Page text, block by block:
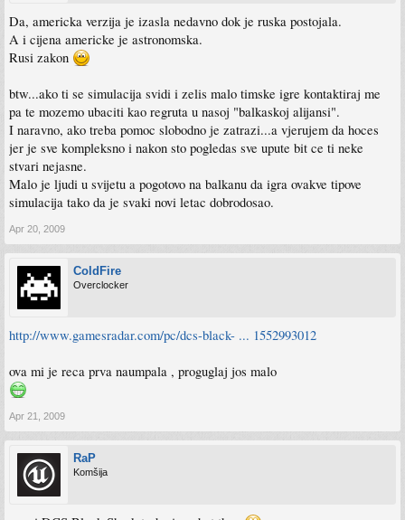
Da, americka verzija je izasla nedavno dok je ruska postojala.
A i cijena americke je astronomska.
Rusi zakon
btw...ako ti se simulacija svidi i zelis malo timske igre kontaktiraj me
pa te mozemo ubaciti kao regruta u nasoj "balkaskoj alijansi".
I naravno, ako treba pomoc slobodno je zatrazi...a vjerujem da hoces
jer je sve kompleksno i nakon sto pogledas sve upute bit ce ti neke
stvari nejasne.
Malo je ljudi u svijetu a pogotovo na balkanu da igra ovakve tipove
simulacija tako da je svaki novi letac dobrodosao.
Apr 20, 2009
ColdFire
Overclocker
http://www.gamesradar.com/pc/dcs-black- ... 1552993012
ova mi je reca prva naumpala , proguglaj jos malo
Apr 21, 2009
RaP
Komšija